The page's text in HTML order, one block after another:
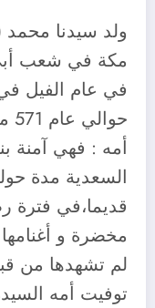
ولد سيدنا
مكة في شعب
حوالي عام 571 من السنة الميلادية)
أمه : فهي آمنة
السعدية مدة
قديما،في فترة
مخضرة و
لم تشهدها من
توفيت أمه